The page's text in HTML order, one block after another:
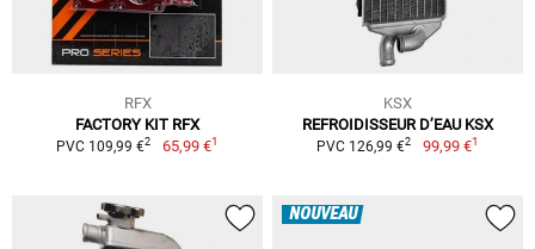
RFX
FACTORY KIT RFX
PVC 109,99 €2 65,99 €1
KSX
REFROIDISSEUR D’EAU KSX
PVC 126,99 €2 99,99 €1
NOUVEAU